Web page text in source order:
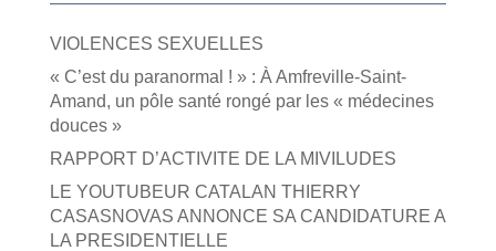
VIOLENCES SEXUELLES
« C’est du paranormal ! » : À Amfreville-Saint-
Amand, un pôle santé rongé par les « médecines
douces »
RAPPORT D’ACTIVITE DE LA MIVILUDES
LE YOUTUBEUR CATALAN THIERRY
CASASNOVAS ANNONCE SA CANDIDATURE A
LA PRESIDENTIELLE